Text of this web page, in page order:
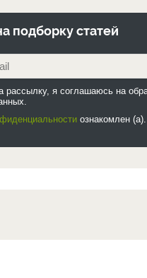
подборку статей
рассылку, я соглашаюсь на
ознакомлен (а).